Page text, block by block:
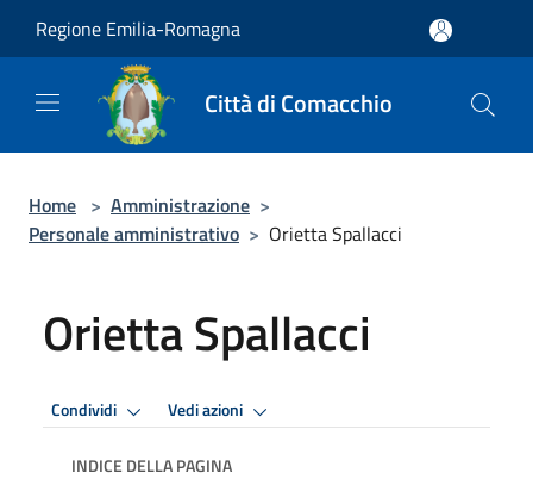
Regione Emilia-Romagna
Città di Comacchio
Home > Amministrazione >
Personale amministrativo > Orietta Spallacci
Orietta Spallacci
Condividi Vedi azioni
INDICE DELLA PAGINA